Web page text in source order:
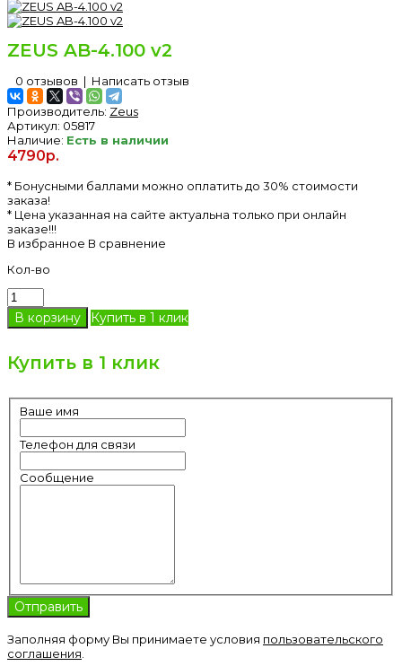
ZEUS AB-4.100 v2
0 отзывов | Написать отзыв
Производитель: Zeus
Артикул: 05817
Наличие: Есть в наличии
4790р.
* Бонусными баллами можно оплатить до 30% стоимости
заказа!
* Цена указанная на сайте актуальна только при онлайн
заказе!!!
В избранное В сравнение
Кол-во
Купить в 1 клик
Купить в 1 клик
Ваше имя
Телефон для связи
Сообщение
Заполняя форму Вы принимаете условия пользовательского
соглашения